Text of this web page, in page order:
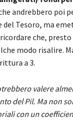
andrebbero poi
del Tesoro, ma
che,
modo risalire.
a 3.
valere
del Pil. Ma non
con un